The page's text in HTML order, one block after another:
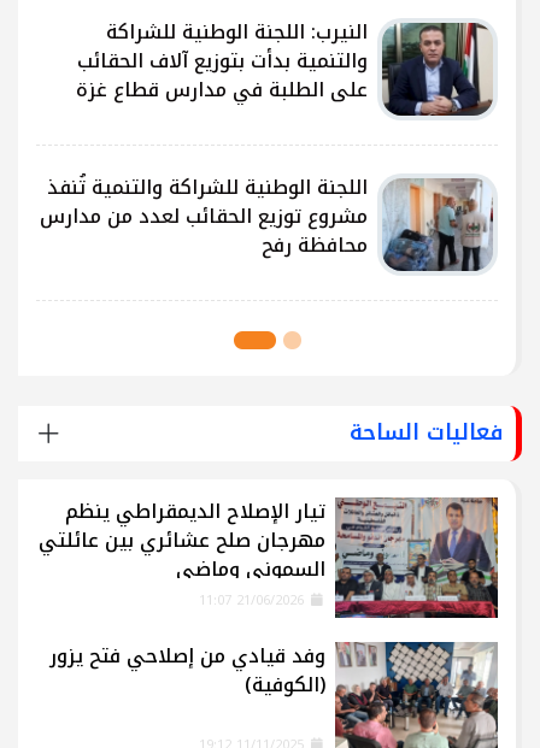
النيرب: اللجنة الوطنية للشراكة
والتنمية بدأت بتوزيع آلاف الحقائب
على الطلبة في مدارس قطاع غزة
اللجنة الوطنية للشراكة والتنمية تُنفذ
مشروع توزيع الحقائب لعدد من مدارس
محافظة رفح
فعاليات الساحة
تيار الإصلاح الديمقراطي ينظم
مهرجان صلح عشائري بين عائلتي
السموني وماضي
وفد قيادي من إصلاحي فتح يزور
(الكوفية)